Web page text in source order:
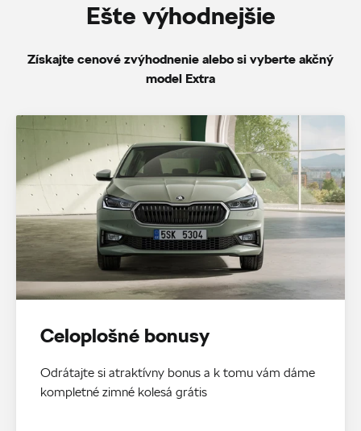
Ešte výhodnejšie
Získajte cenové zvýhodnenie alebo si vyberte akčný
model Extra
Celoplošné bonusy
Odrátajte si atraktívny bonus a k tomu vám dáme
kompletné zimné kolesá grátis